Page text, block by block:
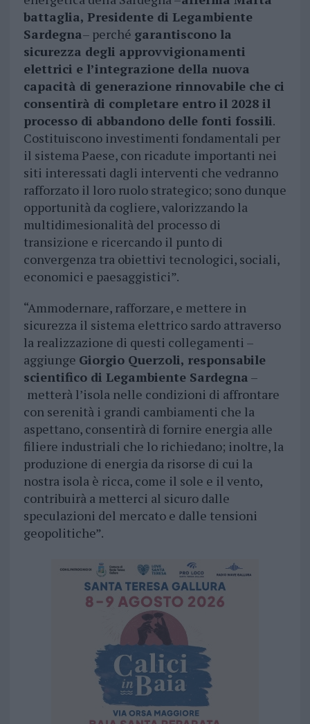
battaglia, Presidente di Legambiente
Sardegna– perché garantiscono la
sicurezza degli approvvigionamenti
elettrici e l’integrazione della nuova
capacità di generazione rinnovabile che ci
consentirà di completare entro il 2028 il
processo di abbandono delle fonti fossili.
Costituiscono investimenti fondamentali per
il sistema Paese, con ricadute importanti nei
siti interessati dagli interventi che vedranno
rafforzato il loro ruolo strategico; sono dunque
opportunità da cogliere, valorizzando la
multidimesionalità del processo di
transizione e ricercando il punto di
convergenza tra obiettivi tecnologici, sociali,
economici e paesaggistici”.
“Ammodernare, rafforzare, e mettere in
sicurezza il sistema elettrico sardo attraverso
la realizzazione di questi collegamenti –
aggiunge Giorgio Querzoli, responsabile
scientifico di Legambiente Sardegna –
metterà l’isola nelle condizioni di affrontare
con serenità i grandi cambiamenti che la
aspettano, consentirà di fornire energia alle
filiere industriali che lo richiedano; inoltre, la
produzione di energia da risorse di cui la
nostra isola è ricca, come il sole e il vento,
contribuirà a metterci al sicuro dalle
speculazioni del mercato e dalle tensioni
geopolitiche”.